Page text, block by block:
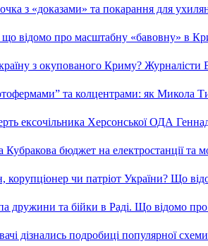
з «доказами» та покарання для
що відомо про масштабну «бавовну» в
з окупованого Криму? Журналісти
та колцентрами: як Микола
ексочільника Херсонської ОДА
бюджет на електростанції та
чи патріот України? Що
дружини та бійки в Раді. Що відомо
дізнались подробиці популярної схеми